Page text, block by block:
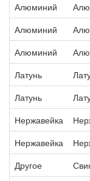
Алюминий
Алюминий
Алюминий
Латунь
Латунь
Нержавейка
Нержавейка
Другое